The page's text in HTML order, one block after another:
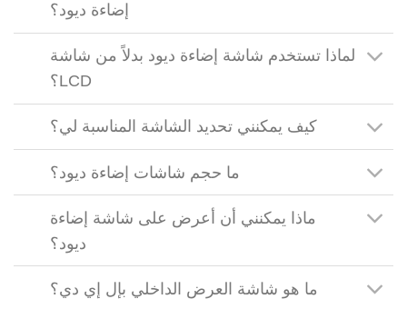
إضاءة ديود؟
لماذا تستخدم شاشة إضاءة ديود بدلاً من شاشة
LCD؟
كيف يمكنني تحديد الشاشة المناسبة لي؟
ما حجم شاشات إضاءة ديود؟
ماذا يمكنني أن أعرض على شاشة إضاءة
ديود؟
ما هو شاشة العرض الداخلي بإل إي دي؟